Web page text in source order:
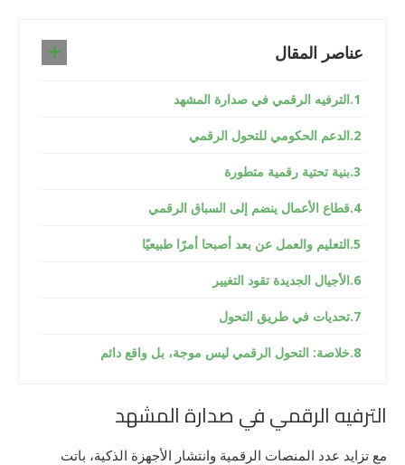
عناصر المقال
الترفيه الرقمي في صدارة المشهد
الدعم الحكومي للتحول الرقمي
بنية تحتية رقمية متطورة
قطاع الأعمال ينضم إلى السباق الرقمي
التعليم والعمل عن بعد أصبحا أمرًا طبيعيًا
الأجيال الجديدة تقود التغيير
تحديات في طريق التحول
خلاصة: التحول الرقمي ليس موجة، بل واقع دائم
الترفيه الرقمي في صدارة المشهد
مع تزايد عدد المنصات الرقمية وانتشار الأجهزة الذكية، باتت